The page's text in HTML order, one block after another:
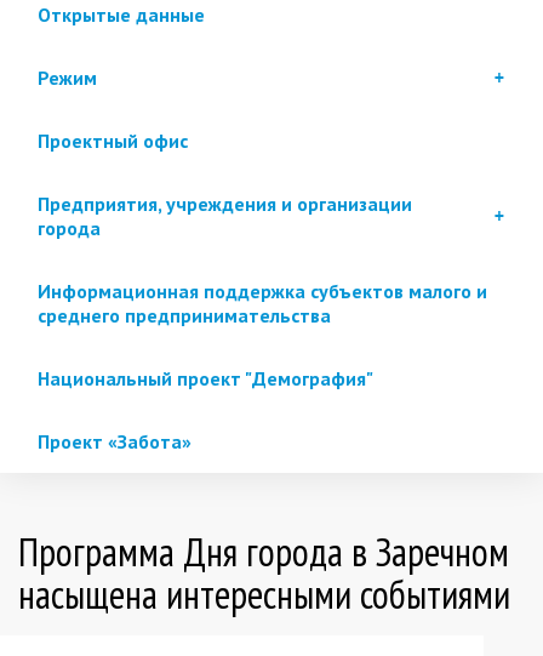
Открытые данные
Режим
Проектный офис
Предприятия, учреждения и организации
города
Информационная поддержка субъектов малого и
среднего предпринимательства
Национальный проект "Демография"
Проект «Забота»
Программа Дня города в Заречном
насыщена интересными событиями